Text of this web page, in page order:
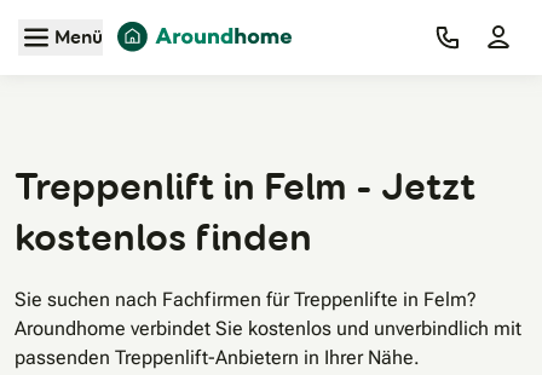
Zum Hauptinhalt
Menü
Treppenlift in Felm - Jetzt
kostenlos finden
Sie suchen nach Fachfirmen für Treppenlifte in Felm?
Aroundhome verbindet Sie kostenlos und unverbindlich mit
passenden Treppenlift-Anbietern in Ihrer Nähe.